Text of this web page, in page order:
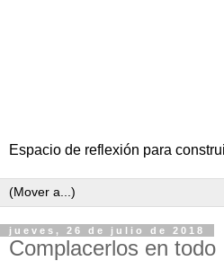
Espacio de reflexión para
jueves, 26 de julio de 2018
Complacerlos en todo